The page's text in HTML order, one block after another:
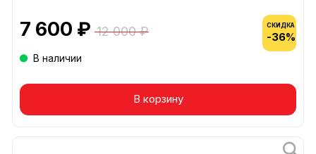
7 600 ₽ 12 000 ₽ СКИДКА
-36%
В наличии
В корзину